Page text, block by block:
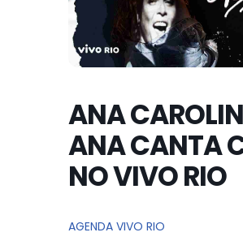
ANA
ANA CANTA
NO VIVO RIO
AGENDA VIVO RIO